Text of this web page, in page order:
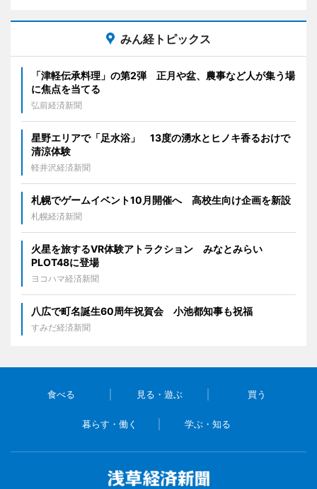
みん経トピックス
「津軽伝承料理」の第2弾 正月や盆、農事など人が集う場
に焦点を当てる
弘前経済新聞
星野エリアで「足水浴」 13度の湧水とヒノキ香るおけで
清涼体験
軽井沢経済新聞
札幌でゲームイベント10月開催へ 高校生向け企画を新設
札幌経済新聞
火星を旅するVR体験アトラクション みなとみらい
PLOT48に登場
ヨコハマ経済新聞
八広で町名誕生60周年祝賀会 小池都知事も祝福
すみだ経済新聞
食べる 見る・遊ぶ 買う
暮らす・働く 学ぶ・知る